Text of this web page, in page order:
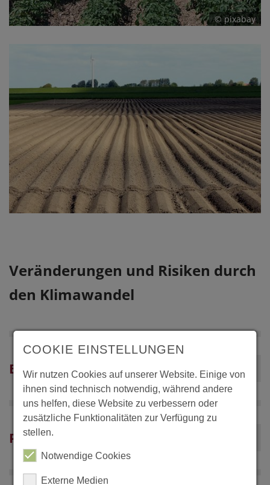
© pixabay
Veränderungen und Risiken durch
den Klimawandel
Erhöhung der CO2-Konzentration
Phänologische Phasen
COOKIE EINSTELLUNGEN
Wir nutzen Cookies auf unserer Website. Einige von
ihnen sind technisch notwendig, während andere
uns helfen, diese Website zu verbessern oder
zusätzliche Funktionalitäten zur Verfügung zu
stellen.
Notwendige Cookies
Externe Medien